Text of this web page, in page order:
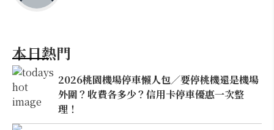
本日熱門
2026桃園機場停車懶人包／要停桃機還是機場
外圍？收費各多少？信用卡停車優惠一次整
理！